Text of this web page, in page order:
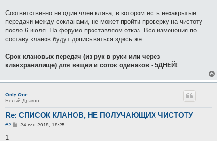
Соответственно ни один член клана, в котором есть незакрытые
передачи между сокланами, не может пройти проверку на чистоту
после 6 июля. На форуме проставляем отказ. Все изменения по
составу кланов будут дописываться здесь же.
Срок клановых передач (из рук в руки или через
кланхранилище) для вещей и соток одинаков - 5ДНЕЙ!
Only One.
Белый Дракон
Re: СПИСОК КЛАНОВ, НЕ ПОЛУЧАЮЩИХ ЧИСТОТУ
#2
С24 сен 2018, 18:25
1